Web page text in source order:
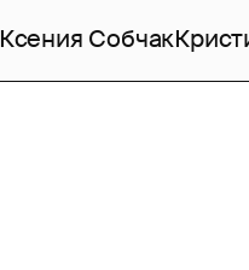
Ксения Собчак